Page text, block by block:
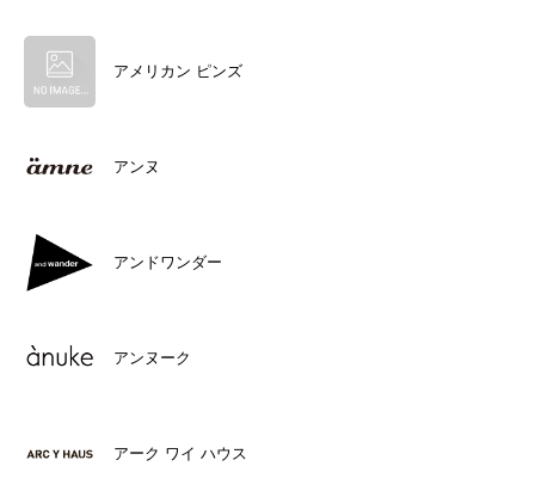
アメリカン ピンズ
アンヌ
アンドワンダー
アンヌーク
アーク ワイ ハウス